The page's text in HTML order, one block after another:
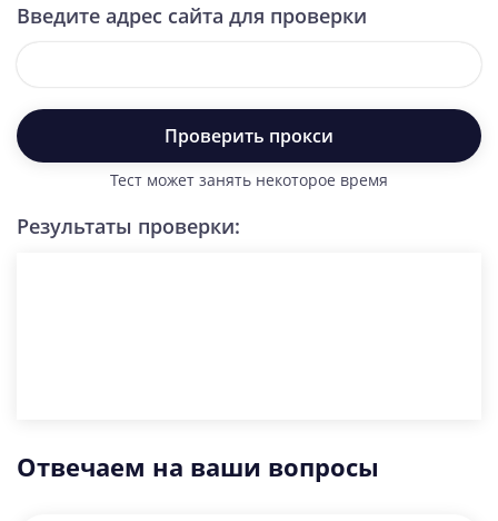
Введите адрес сайта для проверки
Проверить прокси
Тест может занять некоторое время
Результаты проверки:
Отвечаем на ваши вопросы